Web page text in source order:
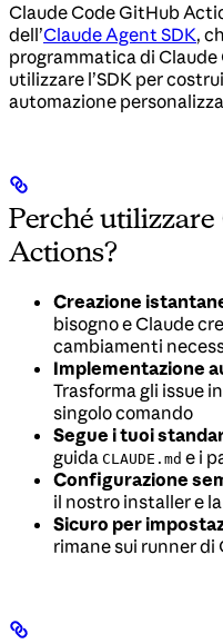
Claude Code GitHub
dell’Claude Agent SDK,
programmatica di Claude
utilizzare l’SDK per
automazione
Perché
Actions?
Creazione
bisogno e Claude
cambiamenti
Implementazione
Trasforma gli issue
singolo comando
Segue i tuoi
guida CLAUDE.md e i
Configurazione
il nostro installer e
Sicuro per
rimane sui runner di